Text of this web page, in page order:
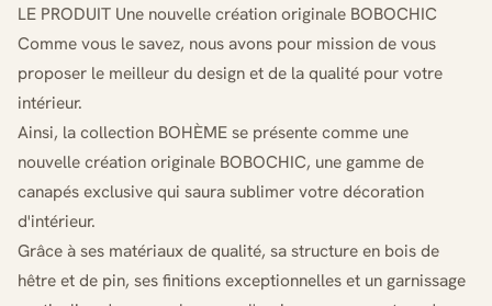
LE PRODUIT Une nouvelle création originale BOBOCHIC
Comme vous le savez, nous avons pour mission de vous
proposer le meilleur du design et de la qualité pour votre
intérieur.
Ainsi, la collection BOHÈME se présente comme une
nouvelle création originale BOBOCHIC, une gamme de
canapés exclusive qui saura sublimer votre décoration
d'intérieur.
Grâce à ses matériaux de qualité, sa structure en bois de
hêtre et de pin, ses finitions exceptionnelles et un garnissage